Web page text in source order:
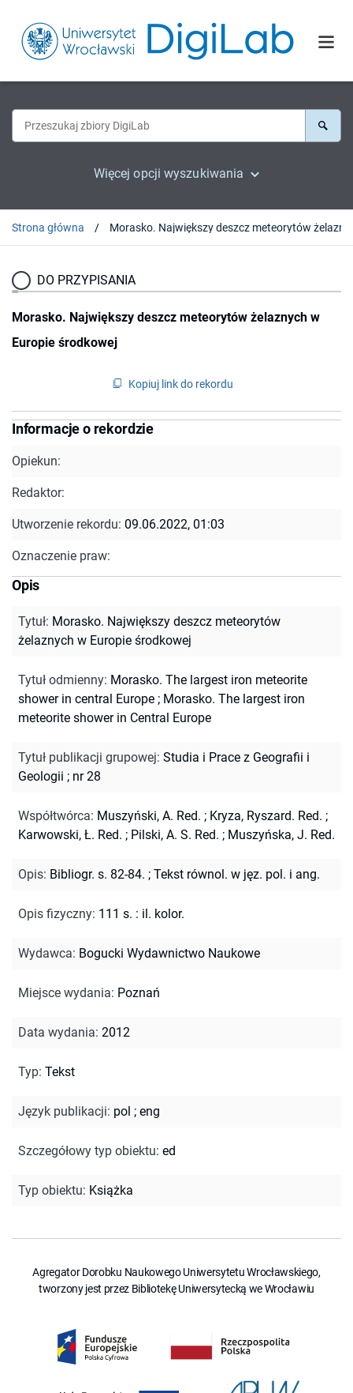
Więcej opcji wyszukiwania
Strona główna
DO PRZYPISANIA
Morasko. Największy deszcz meteorytów żelaznych w
Europie środkowej
Kopiuj link do rekordu
Informacje o rekordzie
Opiekun:
Redaktor:
Utworzenie rekordu: 09.06.2022, 01:03
Oznaczenie praw:
Opis
Tytuł: Morasko. Największy deszcz meteorytów
żelaznych w Europie środkowej
Tytuł odmienny: Morasko. The largest iron meteorite
shower in central Europe ; Morasko. The largest iron
meteorite shower in Central Europe
Tytuł publikacji grupowej: Studia i Prace z Geografii i
Geologii ; nr 28
Współtwórca: Muszyński, A. Red. ; Kryza, Ryszard. Red. ;
Karwowski, Ł. Red. ; Pilski, A. S. Red. ; Muszyńska, J. Red.
Opis: Bibliogr. s. 82-84. ; Tekst równol. w jęz. pol. i ang.
Opis fizyczny: 111 s. : il. kolor.
Wydawca: Bogucki Wydawnictwo Naukowe
Miejsce wydania: Poznań
Data wydania: 2012
Typ: Tekst
Język publikacji: pol ; eng
Szczegółowy typ obiektu: ed
Typ obiektu: Książka
Agregator Dorobku Naukowego Uniwersytetu Wrocławskiego,
tworzony jest przez Bibliotekę Uniwersytecką we Wrocławiu